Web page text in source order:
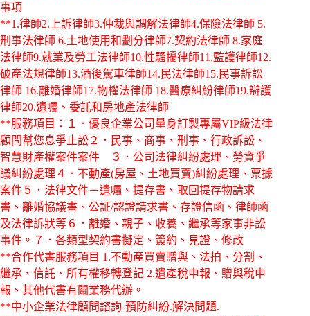
事項
**1.律師2.上訴律師3.仲裁與調解法律師4.保險法律師 5.
刑事法律師 6.土地使用和劃分律師7.契約法律師 8.家庭
法律師9.就業及勞工法律師10.性騷擾律師11.監護律師12.
破產法規律師13.酒後駕車律師14.民法律師15.民事訴訟
律師 16.離婚律師17.物權法律師 18.醫療糾紛律師19.辯護
律師20.遺囑、委託和房地產法律師
**服務項目：１．優良企業公司量身訂製專屬VIP級法律
顧問幫您息爭止訟２．民事、商事、刑事、行政訴訟、
智慧財產權案件案件 ３．公司法律糾紛處理、勞資爭
議糾紛處理４．不動產(房屋、土地買賣)糾紛處理、票據
案件５．法律文件－遺囑、提存書、取回提存物請求
書、離婚協議書、公証/認證請求書、存證信函、律師函
及法律訴狀等６．離婚、親子、收養、繼承等家事非訟
事件。７．各類型契約書擬定、簽約、見證、修改
**合作代書服務項目 1.不動產買賣贈與、法拍、分割、
繼承、信託、所有權移轉登記 2.遺產稅申報、贈與稅申
報、其他代書有關業務代辦。
**中小企業法律顧問諮詢-預防糾紛.解決問題.